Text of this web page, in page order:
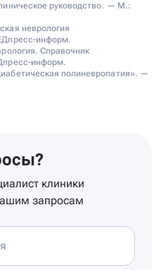
руководство. — М.:
неврология
информ.
Справочник
информ.
полиневропатия». —
клиники
запросам